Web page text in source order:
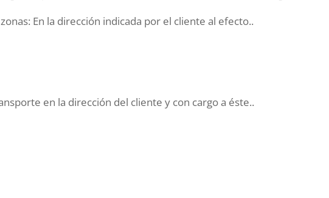
En la dirección indicada por el cliente al efecto..
en la dirección del cliente y con cargo a éste..